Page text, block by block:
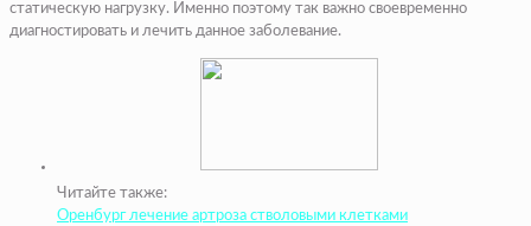
статическую нагрузку. Именно поэтому так важно своевременно
диагностировать и лечить данное заболевание.
Читайте также:
Оренбург лечение артроза стволовыми клетками